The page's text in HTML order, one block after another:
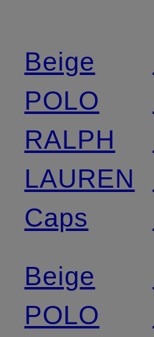
Beige
POLO
RALPH
LAUREN
Caps
Beige
POLO